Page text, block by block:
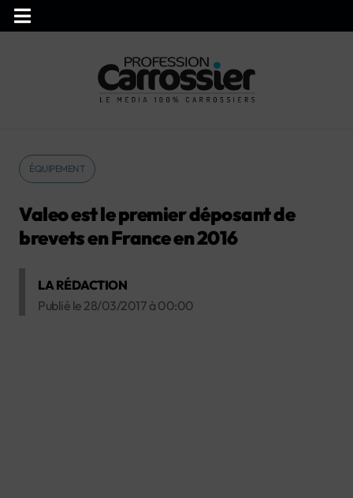
ÉQUIPEMENT
Valeo est le premier déposant de
brevets en France en 2016
LA RÉDACTION
Publié le 28/03/2017 à 00:00